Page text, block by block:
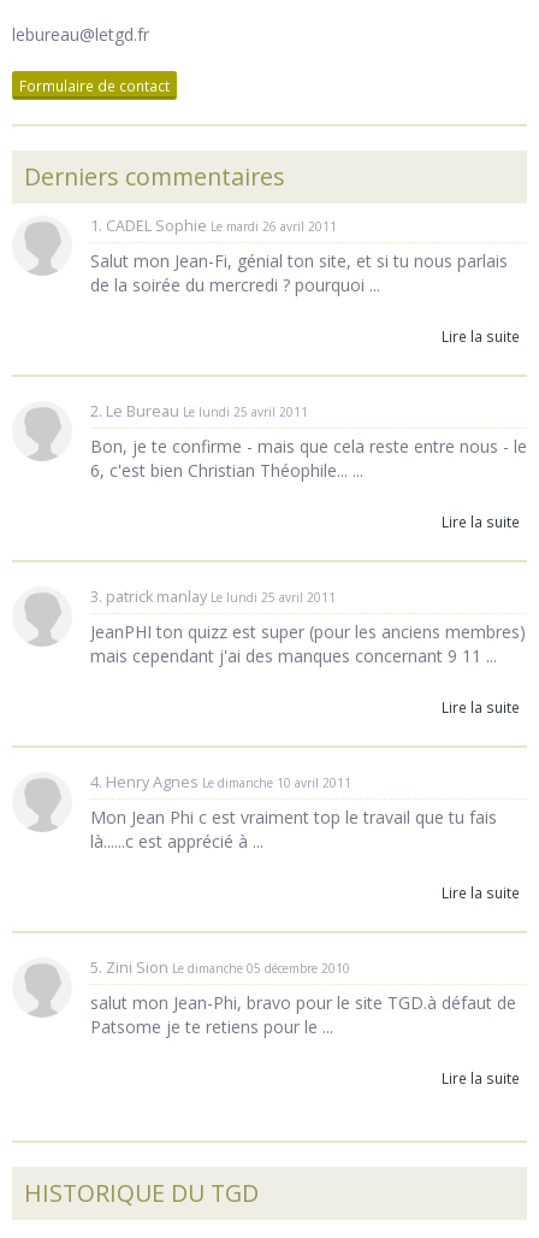
lebureau@letgd.fr
Formulaire de contact
Derniers commentaires
1. CADEL Sophie Le mardi 26 avril 2011
Salut mon Jean-Fi, génial ton site, et si tu nous parlais
de la soirée du mercredi ? pourquoi ...
Lire la suite
2. Le Bureau Le lundi 25 avril 2011
Bon, je te confirme - mais que cela reste entre nous - le
6, c'est bien Christian Théophile... ...
Lire la suite
3. patrick manlay Le lundi 25 avril 2011
JeanPHI ton quizz est super (pour les anciens membres)
mais cependant j'ai des manques concernant 9 11 ...
Lire la suite
4. Henry Agnes Le dimanche 10 avril 2011
Mon Jean Phi c est vraiment top le travail que tu fais
là......c est apprécié à ...
Lire la suite
5. Zini Sion Le dimanche 05 décembre 2010
salut mon Jean-Phi, bravo pour le site TGD.à défaut de
Patsome je te retiens pour le ...
Lire la suite
HISTORIQUE DU TGD